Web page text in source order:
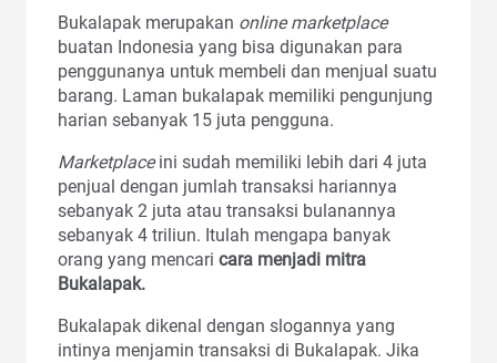
Bukalapak merupakan online marketplace
buatan Indonesia yang bisa digunakan para
penggunanya untuk membeli dan menjual suatu
barang. Laman bukalapak memiliki pengunjung
harian sebanyak 15 juta pengguna.
Marketplaceini sudah memiliki lebih dari 4 juta
penjual dengan jumlah transaksi hariannya
sebanyak 2 juta atau transaksi bulanannya
sebanyak 4 triliun. Itulah mengapa banyak
orang yang mencari cara menjadi mitra
Bukalapak.
Bukalapak dikenal dengan slogannya yang
intinya menjamin transaksi di Bukalapak. Jika